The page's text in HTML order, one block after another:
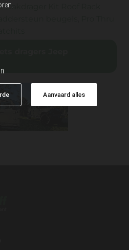
Aanvaard alles
Dakdrager Kit Roof Rack
dragers Jeep